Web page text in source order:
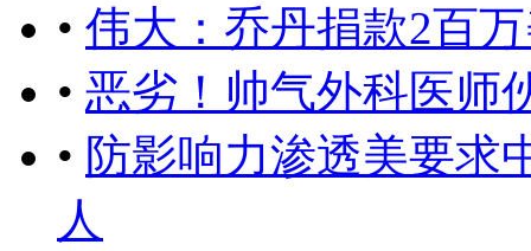
• 伟大：乔丹捐款2百
• 恶劣！帅气外科医师
• 防影响力渗透美要求
人